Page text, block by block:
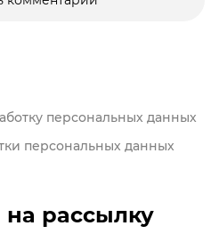
персональных данных
персональных данных
рассылку